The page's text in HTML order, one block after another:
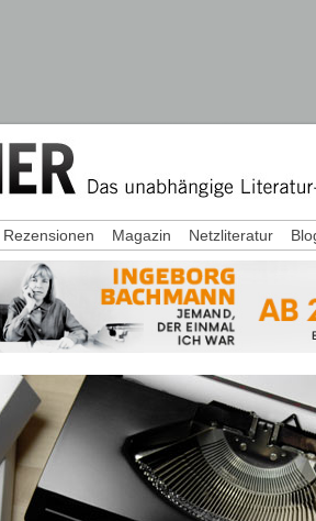
Rezensionen Magazin Netzliteratur